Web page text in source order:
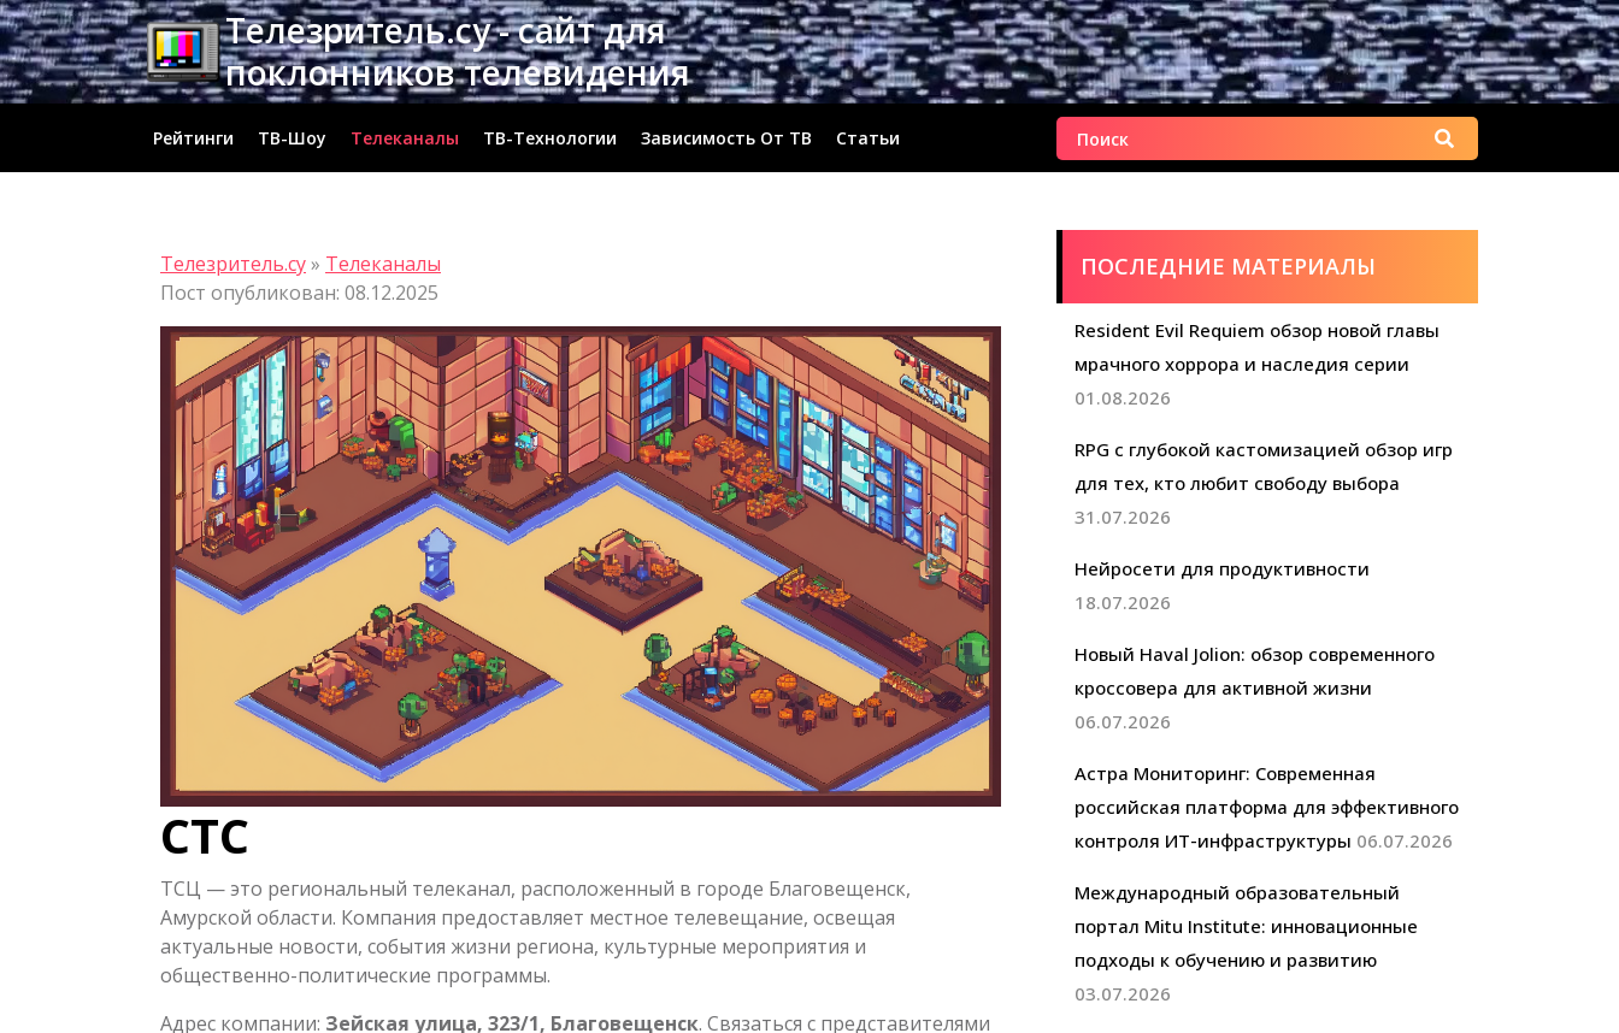
Перейти
к
содержимому
Телезритель.су - сайт для
поклонников телевидения
Рейтинги ТВ-Шоу Телеканалы ТВ-Технологии Зависимость От ТВ Статьи Найти:
Телезритель.су» Телеканалы
Пост опубликован: 08.12.2025
СТС
ТСЦ — это региональный телеканал, расположенный в городе Благовещенск,
Амурской области. Компания предоставляет местное телевещание, освещая
актуальные новости, события жизни региона, культурные мероприятия и
общественно-политические программы.
Адрес компании: Зейская улица, 323/1, Благовещенск. Связаться с представителями
ПОСЛЕДНИЕ МАТЕРИАЛЫ
Resident Evil Requiem обзор новой главы
мрачного хоррора и наследия серии
01.08.2026
RPG с глубокой кастомизацией обзор игр
для тех, кто любит свободу выбора
31.07.2026
Нейросети для продуктивности
18.07.2026
Новый Haval Jolion: обзор современного
кроссовера для активной жизни
06.07.2026
Астра Мониторинг: Современная
российская платформа для эффективного
контроля ИТ-инфраструктуры 06.07.2026
Международный образовательный
портал Mitu Institute: инновационные
подходы к обучению и развитию
03.07.2026